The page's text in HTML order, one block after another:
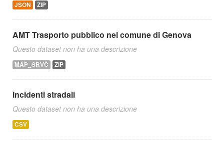
JSON ZIP
AMT Trasporto pubblico nel comune di Genova
Questo dataset non ha una descrizione
MAP_SRVC ZIP
Incidenti stradali
Questo dataset non ha una descrizione
CSV